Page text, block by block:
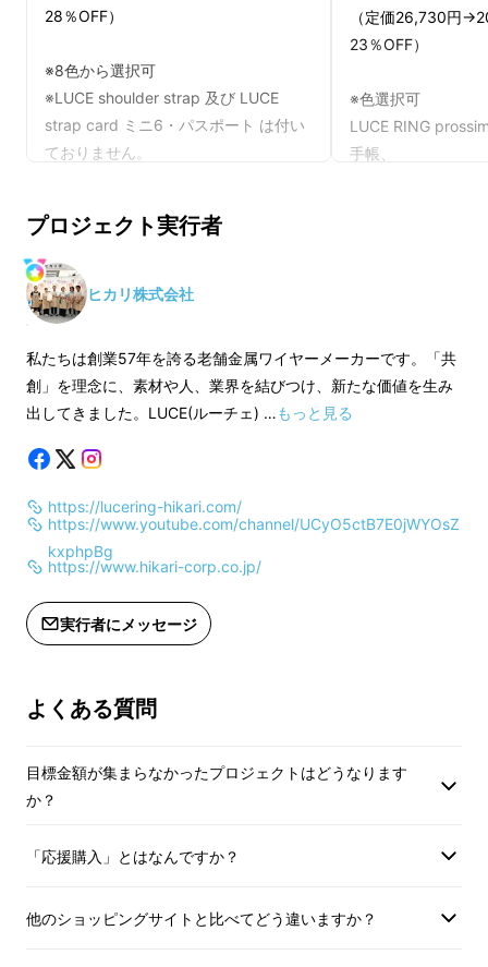
同時に、「ミニ6サイズが欲しい」というお声
ミニ6サイズは、M5の使いやすさはそのまま
に、“あと少しの余白”をプラスしたサイズで
す。
28％OFF）
※8色から選択可
※LUCE shoulder strap 及び LUCE
strap card ミニ6・パスポート は付い
ておりません。
（定価26,730円
23％OFF）
※色選択可
LUCE RING
手帳、
プロジェクト実行者
ヒカリ株式会社
私たちは創業57年を誇る老舗金属ワイヤーメーカーです。「共
創」を理念に、素材や人、業界を結びつけ、新たな価値を生み
出してきました。LUCE(ルーチェ) …もっと見る
https://lucering-hikari.com/
https://www.youtube.com/channel/UCyO5ctB7E0jWYOsZ
kxphpBg
https://www.hikari-corp.co.jp/
実行者にメッセージ
よくある質問
目標金額が集まらなかったプロジェクトはどうなります
か？
「応援購入」とはなんですか？
他のショッピングサイトと比べてどう違いますか？